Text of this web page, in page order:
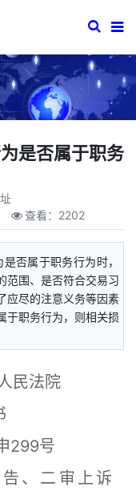
是否属于职务
查看： 2202
否属于职务行为时，
范围、是否符合交易习
应尽的注意义务等因素
于职务行为，则相关损
民法院
299号
、二审上诉